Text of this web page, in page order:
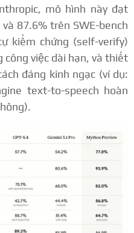
mô hình này đạt
87.6% trên SWE-bench
kiểm chứng (self-verify)
công việc dài hạn, và thiết
đáng kinh ngạc (ví dụ:
text-to-speech hoàn